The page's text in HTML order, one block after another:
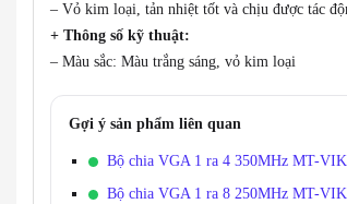
– Vỏ kim loại, tản nhiệt tốt và chịu được tác
+ Thông số kỹ thuật:
– Màu sắc: Màu trắng sáng, vỏ kim loại
Gợi ý sản phẩm liên quan
Bộ chia VGA 1 ra 4 350MHz MT-
Bộ chia VGA 1 ra 8 250MHz MT-